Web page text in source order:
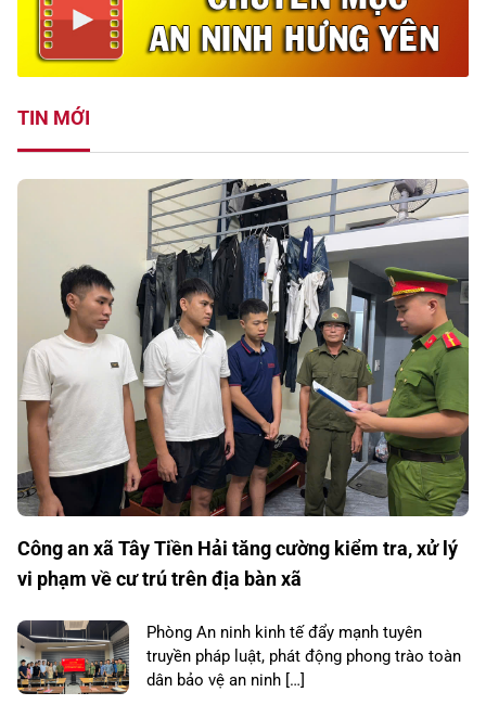
TIN MỚI
Công an xã Tây Tiền Hải tăng cường kiểm tra, xử lý
vi phạm về cư trú trên địa bàn xã
Phòng An ninh kinh tế đẩy mạnh tuyên
truyền pháp luật, phát động phong trào toàn
dân bảo vệ an ninh […]